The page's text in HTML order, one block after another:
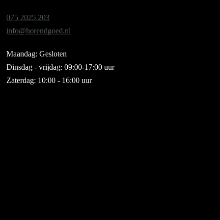
075 2025 203
info@horendgoed.nl
Maandag: Gesloten
Dinsdag - vrijdag: 09:00-17:00 uur
Zaterdag: 10:00 - 16:00 uur